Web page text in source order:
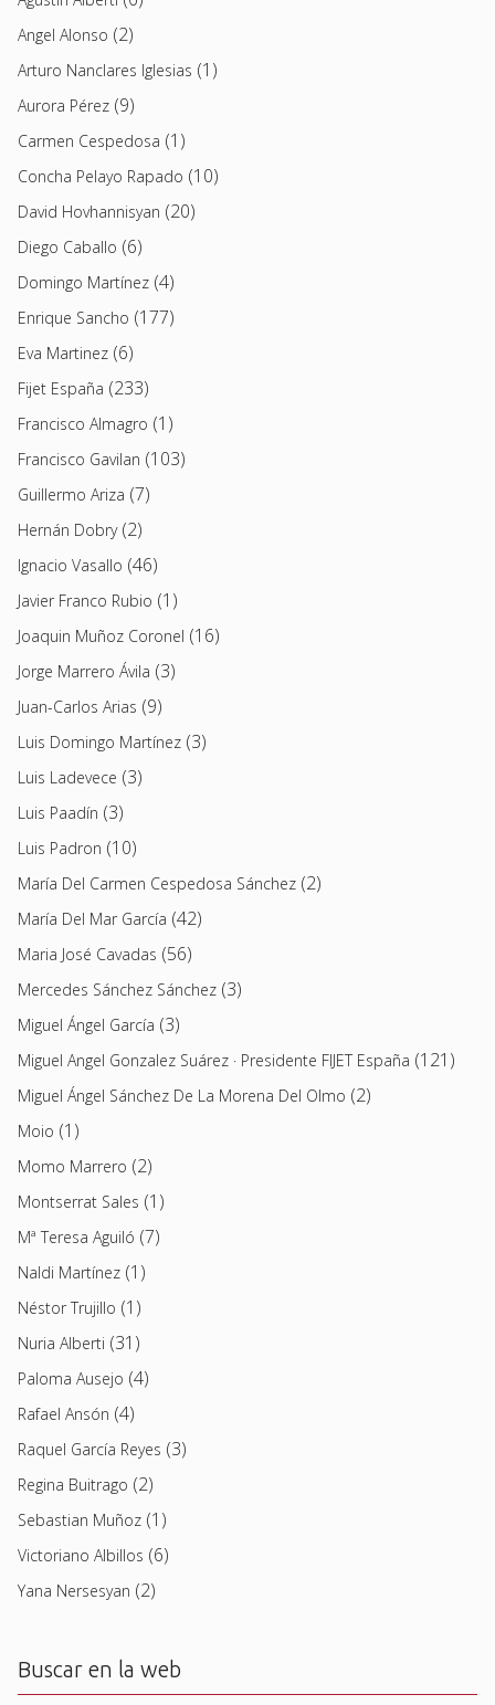
Angel Alonso (2)
Arturo Nanclares Iglesias (1)
Aurora Pérez (9)
Carmen Cespedosa (1)
Concha Pelayo Rapado (10)
David Hovhannisyan (20)
Diego Caballo (6)
Domingo Martínez (4)
Enrique Sancho (177)
Eva Martinez (6)
Fijet España (233)
Francisco Almagro (1)
Francisco Gavilan (103)
Guillermo Ariza (7)
Hernán Dobry(2)
Ignacio Vasallo (46)
Javier Franco Rubio (1)
Joaquin Muñoz Coronel (16)
Jorge Marrero Ávila (3)
Juan-Carlos Arias (9)
Luis Domingo Martínez (3)
Luis Ladevece (3)
Luis Paadín (3)
Luis Padron (10)
María Del Carmen Cespedosa Sánchez (2)
María Del Mar García (42)
Maria José Cavadas (56)
Mercedes Sánchez Sánchez (3)
Miguel Ángel García (3)
Miguel Angel Gonzalez Suárez · Presidente FIJET España (121)
Miguel Ángel Sánchez De La Morena Del Olmo (2)
Moio (1)
Momo Marrero (2)
Montserrat Sales (1)
Mª Teresa Aguiló (7)
Naldi Martínez (1)
Néstor Trujillo (1)
Nuria Alberti (31)
Paloma Ausejo (4)
Rafael Ansón (4)
Raquel García Reyes (3)
Regina Buitrago (2)
Sebastian Muñoz (1)
Victoriano Albillos (6)
Yana Nersesyan (2)
Buscar en la web